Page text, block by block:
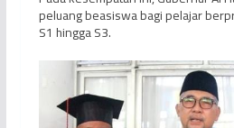
peluang beasiswa bagi pelajar
S1 hingga S3.